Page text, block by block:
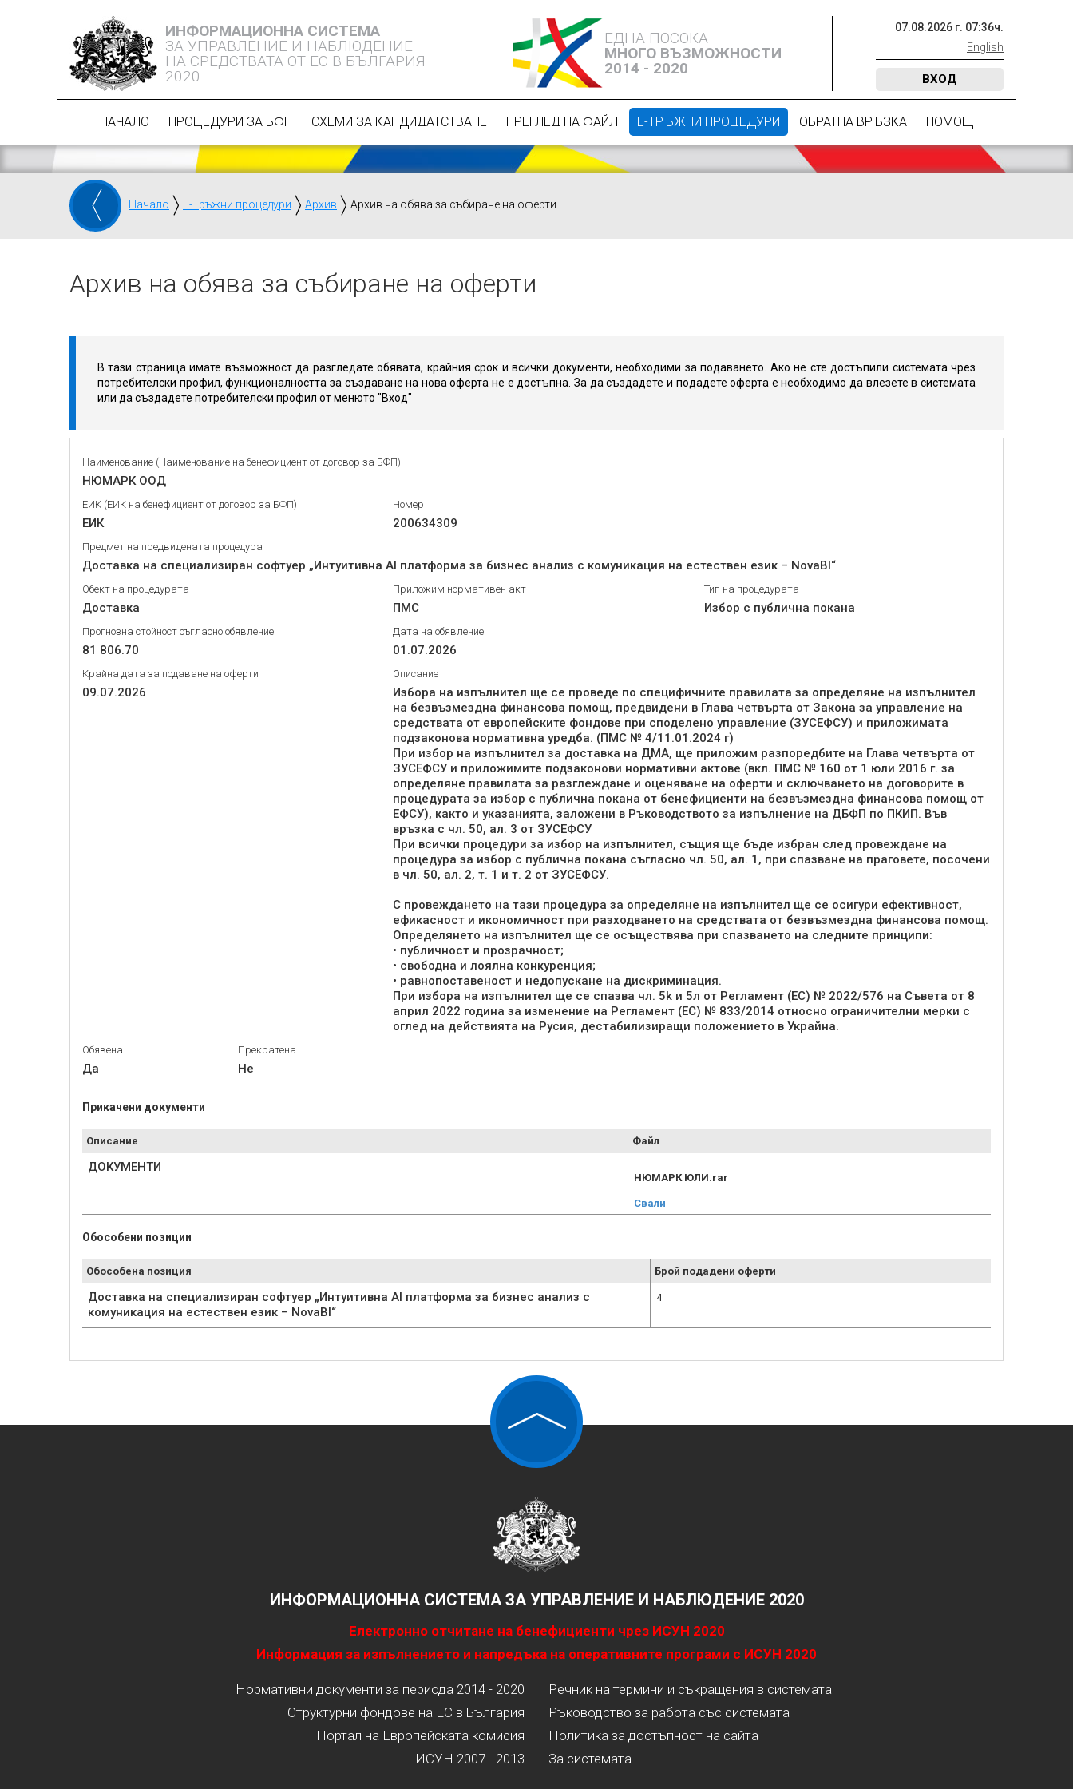
ИНФОРМАЦИОННА СИСТЕМА
ЗА УПРАВЛЕНИЕ И НАБЛЮДЕНИЕ
НА СРЕДСТВАТА ОТ ЕС В БЪЛГАРИЯ
2020
ЕДНА ПОСОКА
МНОГО ВЪЗМОЖНОСТИ
2014 - 2020
07.08.2026 г. 07:36ч.
English
ВХОД
НАЧАЛО ПРОЦЕДУРИ ЗА БФП СХЕМИ ЗА КАНДИДАТСТВАНЕ ПРЕГЛЕД НА ФАЙЛ Е-ТРЪЖНИ ПРОЦЕДУРИ ОБРАТНА ВРЪЗКА ПОМОЩ
Начало Е-Тръжни процедури Архив Архив на обява за събиране на оферти
Архив на обява за събиране на оферти
В тази страница имате възможност да разгледате обявата, крайния срок и всички документи, необходими за подаването. Ако не сте достъпили системата чрез
потребителски профил, функционалността за създаване на нова оферта не е достъпна. За да създадете и подадете оферта е необходимо да влезете в системата
или да създадете потребителски профил от менюто "Вход"
Наименование (Наименование на бенефициент от договор за БФП)
НЮМАРК ООД
ЕИК (ЕИК на бенефициент от договор за БФП)
ЕИК
Номер
200634309
Предмет на предвидената процедура
Доставка на специализиран софтуер „Интуитивна AI платформа за бизнес анализ с комуникация на естествен език – NovaBI“
Обект на процедурата
Доставка
Приложим нормативен акт
ПМС
Тип на процедурата
Избор с публична покана
Прогнозна стойност съгласно обявление
81 806.70
Дата на обявление
01.07.2026
Крайна дата за подаване на оферти
09.07.2026
Описание
Избора на изпълнител ще се проведе по специфичните правилата за определяне на изпълнител
на безвъзмездна финансова помощ, предвидени в Глава четвърта от Закона за управление на
средствата от европейските фондове при споделено управление (ЗУСЕФСУ) и приложимата
подзаконова нормативна уредба. (ПМС № 4/11.01.2024 г)
При избор на изпълнител за доставка на ДМА, ще приложим разпоредбите на Глава четвърта от
ЗУСЕФСУ и приложимите подзаконови нормативни актове (вкл. ПМС № 160 от 1 юли 2016 г. за
определяне правилата за разглеждане и оценяване на оферти и сключването на договорите в
процедурата за избор с публична покана от бенефициенти на безвъзмездна финансова помощ от
ЕФСУ), както и указанията, заложени в Ръководството за изпълнение на ДБФП по ПКИП. Във
връзка с чл. 50, ал. 3 от ЗУСЕФСУ
При всички процедури за избор на изпълнител, същия ще бъде избран след провеждане на
процедура за избор с публична покана съгласно чл. 50, ал. 1, при спазване на праговете, посочени
в чл. 50, ал. 2, т. 1 и т. 2 от ЗУСЕФСУ.
С провеждането на тази процедура за определяне на изпълнител ще се осигури ефективност,
ефикасност и икономичност при разходването на средствата от безвъзмездна финансова помощ.
Определянето на изпълнител ще се осъществява при спазването на следните принципи:
• публичност и прозрачност;
• свободна и лоялна конкуренция;
• равнопоставеност и недопускане на дискриминация.
При избора на изпълнител ще се спазва чл. 5k и 5л от Регламент (ЕС) № 2022/576 на Съвета от 8
април 2022 година за изменение на Регламент (ЕС) № 833/2014 относно ограничителни мерки с
оглед на действията на Русия, дестабилизиращи положението в Украйна.
Обявена
Да
Прекратена
Не
Прикачени документи
Описание Файл
ДОКУМЕНТИ
НЮМАРК ЮЛИ.rar
Свали
Обособени позиции
Обособена позиция Брой подадени оферти
Доставка на специализиран софтуер „Интуитивна AI платформа за бизнес анализ с
комуникация на естествен език – NovaBI“
4
ИНФОРМАЦИОННА СИСТЕМА ЗА УПРАВЛЕНИЕ И НАБЛЮДЕНИЕ 2020
Електронно отчитане на бенефициенти чрез ИСУН 2020
Информация за изпълнението и напредъка на оперативните програми с ИСУН 2020
Нормативни документи за периода 2014 - 2020
Структурни фондове на ЕС в България
Портал на Европейската комисия
ИСУН 2007 - 2013
Речник на термини и съкращения в системата
Ръководство за работа със системата
Политика за достъпност на сайта
За системата